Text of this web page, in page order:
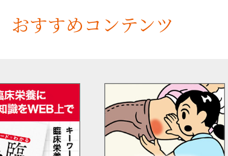
おすすめコンテンツ